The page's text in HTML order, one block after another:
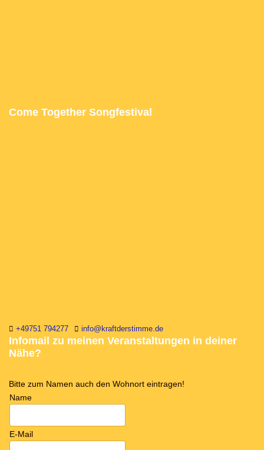
Come Together Songfestival
+49751 794277 info@kraftderstimme.de
Infomail zu meinen Veranstaltungen in deiner
Nähe?
Bitte zum Namen auch den Wohnort eintragen!
Name
E-Mail